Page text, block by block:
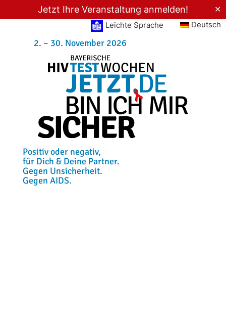
Jetzt Ihre Veranstaltung anmelden! ✕
Leichte Sprache Deutsch
2. – 30. November 2026
Positiv oder negativ,
für Dich & Deine Partner.
Gegen Unsicherheit.
Gegen AIDS.